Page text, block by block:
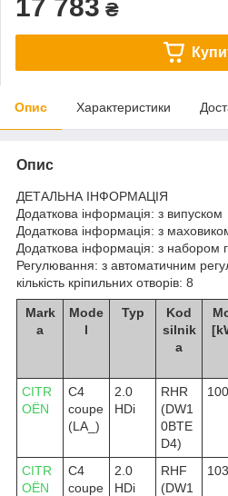
17 783 ₴
Опис Характеристики
Опис
ДЕТАЛЬНА ІНФОРМАЦІЯ
Додаткова інформація: з випуском
Додаткова інформація: з
Додаткова інформація: з набором
Регулювання: з автоматичним
кількість кріпильних отворів: 8
Mark
a
Mode
l
Typ
Kod
silnik
a
CITR
OËN
C4
coupe
(LA_)
2.0
HDi
RHR
(DW1
0BTE
D4)
100
CITR
OËN
C4
coupe
2.0
HDi
RHF
(DW1
103